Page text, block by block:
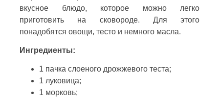
вкусное блюдо, которое можно легко
приготовить на сковороде. Для этого
понадобятся овощи, тесто и немного масла.
Ингредиенты:
1 пачка слоеного дрожжевого теста;
1 луковица;
1 морковь;